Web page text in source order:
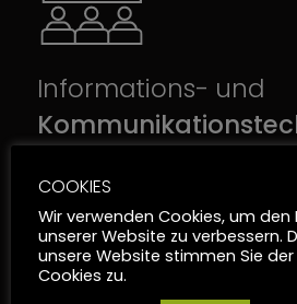
Informations- und
zukunftssichere IT-
Medientechnik für
Besprechungsräume
COOKIES
Wir verwenden Cookies, um
unserer Website zu verbessern.
unsere Website stimmen Sie
Cookies zu.